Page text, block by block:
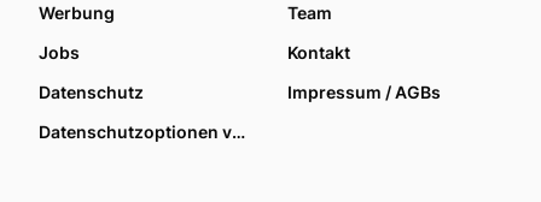
Werbung
Team
Jobs
Kontakt
Datenschutz
Impressum / AGBs
Datenschutzoptionen verwalten